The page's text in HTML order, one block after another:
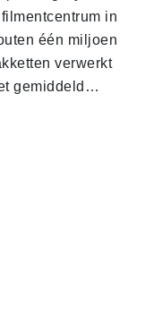
in
één miljoen
verwerkt
gemiddeld…